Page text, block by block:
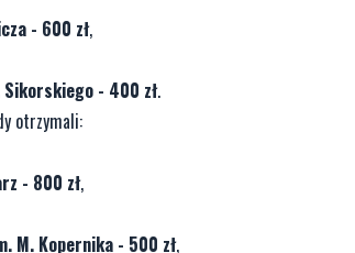
- 600 zł,
Sikorskiego - 400 zł.
otrzymali:
- 800 zł,
M. Kopernika - 500 zł,